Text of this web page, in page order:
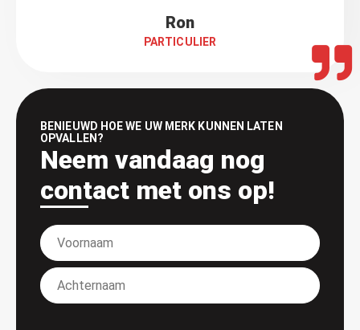
Ron
PARTICULIER
BENIEUWD HOE WE UW MERK KUNNEN LATEN
OPVALLEN?
Neem vandaag nog
contact met ons op!
Naam